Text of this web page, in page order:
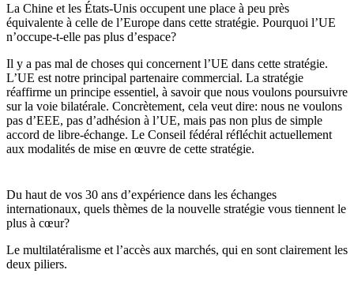
La Chine et les États-Unis occupent une place à peu près
équivalente à celle de l’Europe dans cette stratégie. Pourquoi l’UE
n’occupe-t-elle pas plus d’espace?
Il y a pas mal de choses qui concernent l’UE dans cette stratégie.
L’UE est notre principal partenaire commercial. La stratégie
réaffirme un principe essentiel, à savoir que nous voulons poursuivre
sur la voie bilatérale. Concrètement, cela veut dire: nous ne voulons
pas d’EEE, pas d’adhésion à l’UE, mais pas non plus de simple
accord de libre-échange. Le Conseil fédéral réfléchit actuellement
aux modalités de mise en œuvre de cette stratégie.
Du haut de vos 30 ans d’expérience dans les échanges
internationaux, quels thèmes de la nouvelle stratégie vous tiennent le
plus à cœur?
Le multilatéralisme et l’accès aux marchés, qui en sont clairement les
deux piliers.